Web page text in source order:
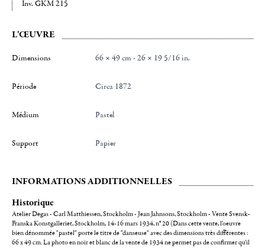
Inv. GKM 215
L'ŒUVRE
Dimensions 66 × 49 cm - 26 × 19 5/16 in.
Période Circa 1872
Médium Pastel
Support Papier
INFORMATIONS ADDITIONNELLES
Historique
Atelier Degas - Carl Matthiessen, Stockholm - Jean Jahnsons, Stockholm - Vente Svensk-
Franska Konstgalleriet, Stockholm, 14-16 mars 1934, n° 20 (Dans cette vente, l'oeuvre
bien dénommée "pastel" porte le titre de "danseuse" avec des dimensions très différentes :
66 x 49 cm. La photo en noir et blanc de la vente de 1934 ne permet pas de confirmer qu'il